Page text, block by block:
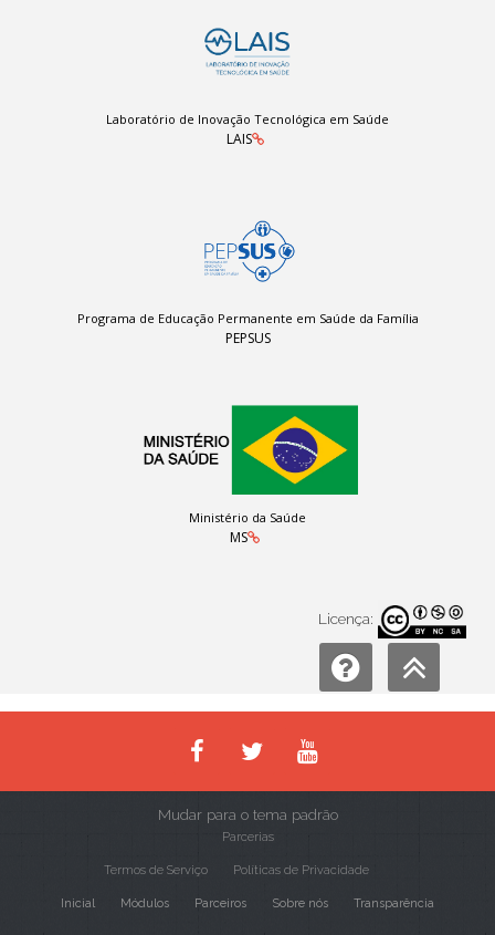
Laboratório de Inovação Tecnológica em Saúde
LAIS
Programa de Educação Permanente em Saúde da Família
PEPSUS
Ministério da Saúde
MS
Licença:
Mudar para o tema padrão
Parcerias
Termos de Serviço Políticas de Privacidade
Inicial Módulos Parceiros Sobre nós Transparência